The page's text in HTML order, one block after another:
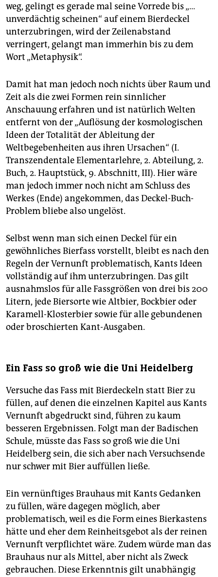
weg, gelingt es gerade mal seine Vorrede bis „…
unverdächtig scheinen“ auf einem Bierdeckel
unterzubringen, wird der Zeilenabstand
verringert, gelangt man immerhin bis zu dem
Wort „Metaphysik“.
Damit hat man jedoch noch nichts über Raum und
Zeit als die zwei Formen rein sinnlicher
Anschauung erfahren und ist natürlich Welten
entfernt von der „Auflösung der kosmologischen
Ideen der Totalität der Ableitung der
Weltbegebenheiten aus ihren Ursachen“ (I.
Transzendentale Elementarlehre, 2. Abteilung, 2.
Buch, 2. Hauptstück, 9. Abschnitt, III). Hier wäre
man jedoch immer noch nicht am Schluss des
Werkes (Ende) angekommen, das Deckel-Buch-
Problem bliebe also ungelöst.
Selbst wenn man sich einen Deckel für ein
gewöhnliches Bierfass vorstellt, bleibt es nach den
Regeln der Vernunft problematisch, Kants Ideen
vollständig auf ihm unterzubringen. Das gilt
ausnahmslos für alle Fassgrößen von drei bis 200
Litern, jede Biersorte wie Altbier, Bockbier oder
Karamell-Klosterbier sowie für alle gebundenen
oder broschierten Kant-Ausgaben.
Ein Fass so groß wie die Uni Heidelberg
Versuche das Fass mit Bierdeckeln statt Bier zu
füllen, auf denen die einzelnen Kapitel aus Kants
Vernunft abgedruckt sind, führen zu kaum
besseren Ergebnissen. Folgt man der Badischen
Schule, müsste das Fass so groß wie die Uni
Heidelberg sein, die sich aber nach Versuchsende
nur schwer mit Bier auffüllen ließe.
Ein vernünftiges Brauhaus mit Kants Gedanken
zu füllen, wäre dagegen möglich, aber
problematisch, weil es die Form eines Bierkastens
hätte und eher dem Reinheitsgebot als der reinen
Vernunft verpflichtet wäre. Zudem würde man das
Brauhaus nur als Mittel, aber nicht als Zweck
gebrauchen. Diese Erkenntnis gilt unabhängig